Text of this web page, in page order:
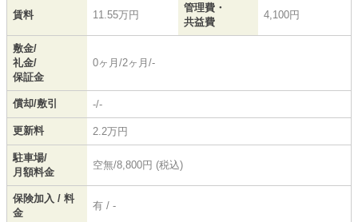
賃料 11.55万円
管理費・
共益費
4,100円
敷金/
礼金/
保証金
0ヶ月/2ヶ月/-
償却/敷引 -/-
更新料 2.2万円
駐車場/
月額料金
空無/8,800円 (税込)
保険加入 / 料
金
有 / -